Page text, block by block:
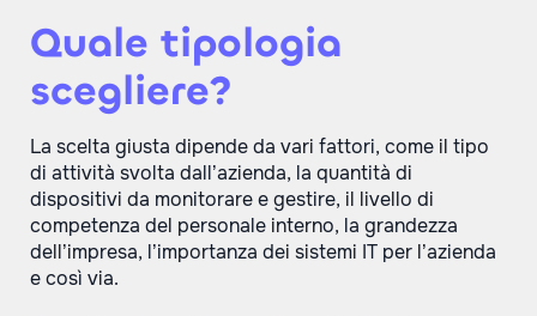
Quale tipologia
scegliere?
La scelta giusta dipende da vari fattori, come il tipo
di attività svolta dall’azienda, la quantità di
dispositivi da monitorare e gestire, il livello di
competenza del personale interno, la grandezza
dell’impresa, l’importanza dei sistemi IT per l’azienda
e così via.